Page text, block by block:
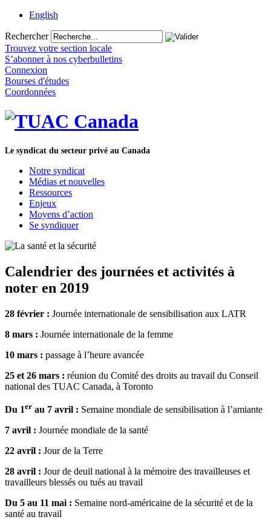
English
Rechercher
Trouvez votre section locale
S’abonner à nos cyberbulletins
Connexion
Bourses d'études
Coordonnées
Le syndicat du secteur privé au Canada
Notre syndicat
Médias et nouvelles
Ressources
Enjeux
Moyens d’action
Se syndiquer
Calendrier des journées et activités à
noter en 2019
28 février : Journée internationale de sensibilisation aux LATR
8 mars : Journée internationale de la femme
10 mars : passage à l’heure avancée
25 et 26 mars : réunion du Comité des droits au travail du Conseil
national des TUAC Canada, à Toronto
Du 1er au 7 avril : Semaine mondiale de sensibilisation à l’amiante
7 avril : Journée mondiale de la santé
22 avril : Jour de la Terre
28 avril : Jour de deuil national à la mémoire des travailleuses et
travailleurs blessés ou tués au travail
Du 5 au 11 mai : Semaine nord-américaine de la sécurité et de la
santé au travail